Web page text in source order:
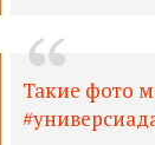
Такие фото